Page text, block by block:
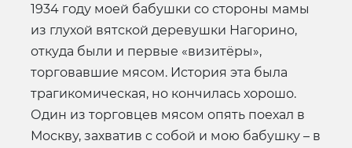
1934 году моей бабушки со стороны мамы
из глухой вятской деревушки Нагорино,
откуда были и первые «визитёры»,
торговавшие мясом. История эта была
трагикомическая, но кончилась хорошо.
Один из торговцев мясом опять поехал в
Москву, захватив с собой и мою бабушку – в